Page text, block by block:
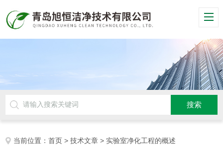
当前位置：首页 >技术文章 > 实验室净化工程的概述